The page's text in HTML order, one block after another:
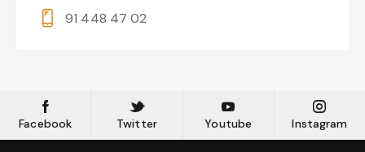
91 448 47 02
Facebook Twitter Youtube Instagram